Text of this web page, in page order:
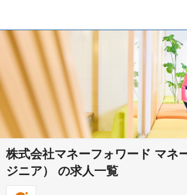
株式会社マネーフォワード マネ
ジニア） の求人一覧